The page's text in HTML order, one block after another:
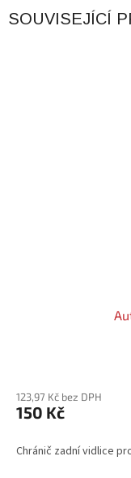
SOUVISEJÍCÍ
123,97 Kč bez DPH
150 Kč
Chránič zadní vidlice